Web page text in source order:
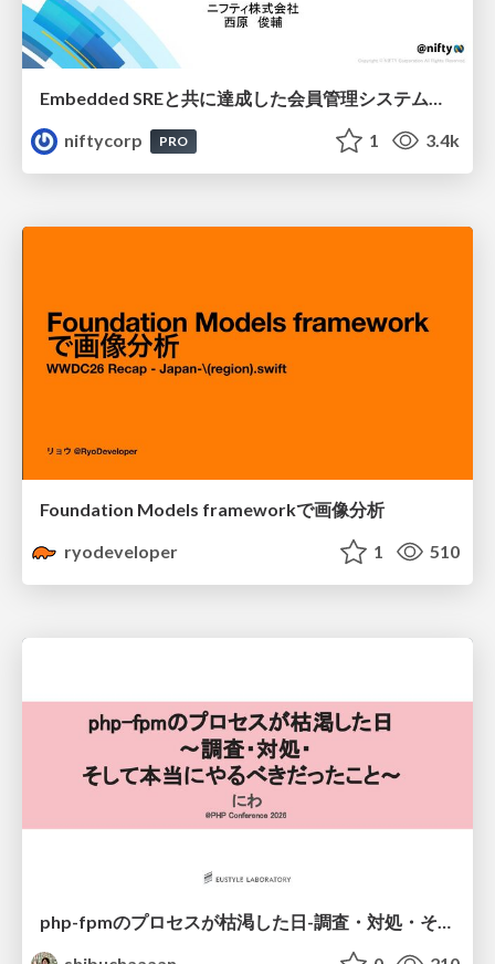
Embedded SREと共に達成した会員管理システムのAWS移行 - SRE NEXT 2026 ランチスポンサーセッション
niftycorp
PRO 1 3.4k
Foundation Models frameworkで画像分析
ryodeveloper
1 510